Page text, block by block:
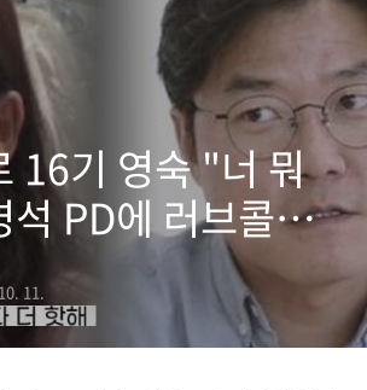
16기 영숙 "너 뭐
PD에 러브콜
" 황당(+ 옥순 고
라이브 발언)
11.